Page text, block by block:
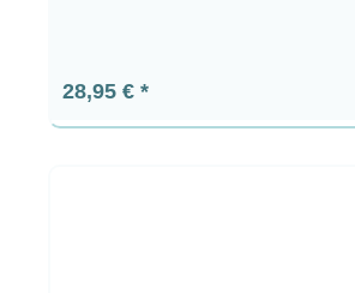
Prix régulier :
28,95 €